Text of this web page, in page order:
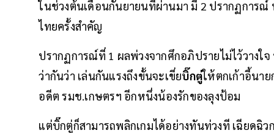
ในช่วงต้นเดือนกันยายนที่ผ่านมา มี 2 ปรากฏการณ์
ไทยครั้งสำคัญ
ปรากฏการณ์ที่ 1 ผลพ่วงจากศึกอภิปรายไม่ไว้วาง
ว่ากันว่า เล่นกันแรงถึงขั้นจะเขี่ยบิ๊กตู่ให้ตกเก้าอี้นา
อดีต รมช.เกษตรฯ อีกหนึ่งน้องรักของลุงป้อม
แต่บิ๊กตู่ก็สามารถพลิกเกมได้อย่างทันท่วงที เฉียดฉิ